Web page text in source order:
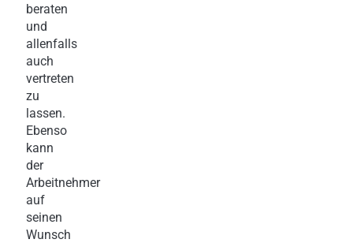
beraten
und
allenfalls
auch
vertreten
zu
lassen.
Ebenso
kann
der
Arbeitnehmer
auf
seinen
Wunsch